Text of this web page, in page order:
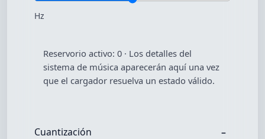
Hz
Reservorio activo:0 · Los detalles del
sistema de música aparecerán aquí una vez
que el cargador resuelva un estado válido.
Cuantización